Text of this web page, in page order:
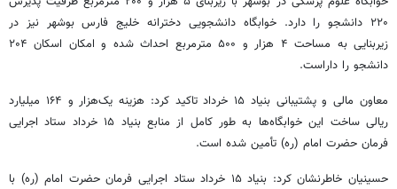
۲۲۰ دانشجو را دارد. خوابگاه دانشجویی دخترانه خلیج فارس بوشهر نیز در
زیربنایی به مساحت ۴ هزار و ۵۰۰ مترمربع احداث شده و امکان اسکان ۲۰۴
دانشجو را داراست.
معاون مالی و پشتیبانی بنیاد ۱۵ خرداد تاکید کرد: هزینه یک‌هزار و ۱۶۴ میلیارد
ریالی ساخت این خوابگاه‌ها به طور کامل از منابع بنیاد ۱۵ خرداد ستاد اجرایی
فرمان حضرت امام (ره) تأمین شده است.
حسینیان خاطرنشان کرد: بنیاد ۱۵ خرداد ستاد اجرایی فرمان حضرت امام (ره) با